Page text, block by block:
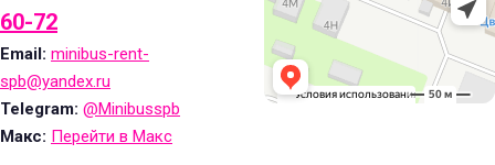
60-72
Email: minibus-rent-
spb@yandex.ru
Telegram: @Minibusspb
Макс: Перейти в Макс